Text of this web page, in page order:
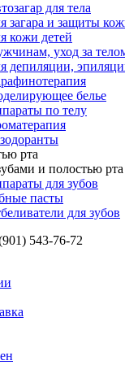
для тела
загара и защиты
кожи детей
уход за
депиляции,
белье
по телу
рта
и полостью рта
для зубов
пасты
для зубов
543-76-72